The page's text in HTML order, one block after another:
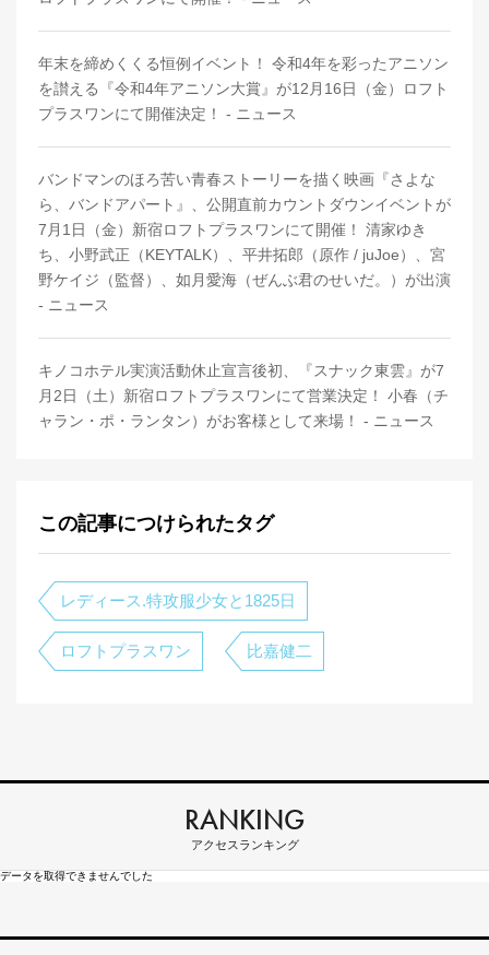
年末を締めくくる恒例イベント！ 令和4年を彩ったアニソン
を讃える『令和4年アニソン大賞』が12月16日（金）ロフト
プラスワンにて開催決定！ - ニュース
バンドマンのほろ苦い⻘春ストーリーを描く映画『さよな
ら、バンドアパート』、公開直前カウントダウンイベントが
7月1日（金）新宿ロフトプラスワンにて開催！ 清家ゆき
ち、小野武正（KEYTALK）、平井拓郎（原作 / juJoe）、宮
野ケイジ（監督）、如月愛海（ぜんぶ君のせいだ。）が出演
- ニュース
キノコホテル実演活動休止宣言後初、『スナック東雲』が7
月2日（土）新宿ロフトプラスワンにて営業決定！ 小春（チ
ャラン・ポ・ランタン）がお客様として来場！ - ニュース
この記事につけられたタグ
レディース.特攻服少女と1825日
ロフトプラスワン 比嘉健二
RANKING
アクセスランキング
データを取得できませんでした